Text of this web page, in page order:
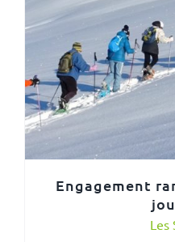
Engagement
Les